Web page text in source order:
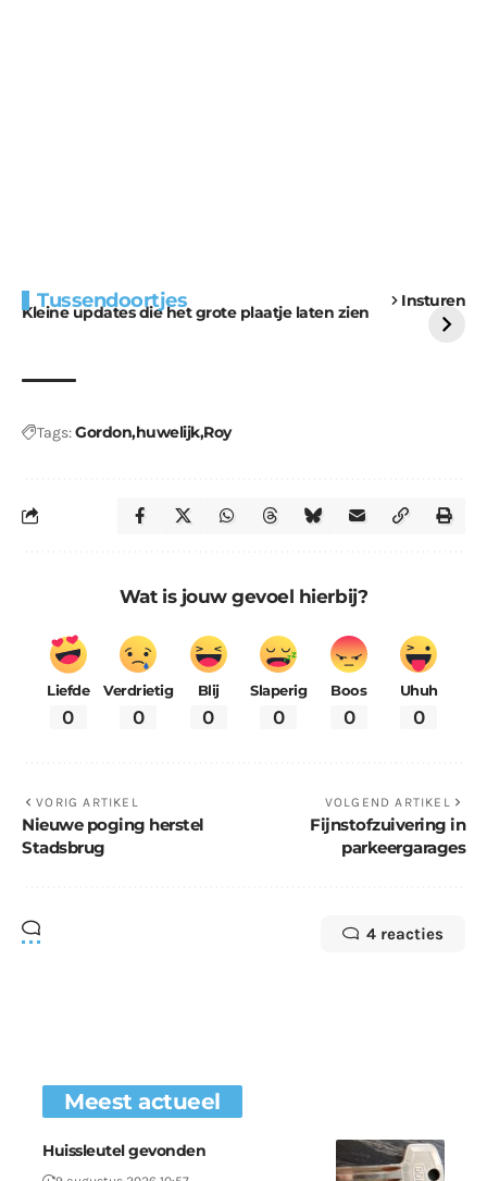
Tussendoortjes Insturen
Kleine updates die het grote plaatje laten zien
voor kabouters
uitdaging
Tags:GordonhuwelijkRoy
Wat is jouw gevoel hierbij?
Liefde
0
Verdrietig
0
Blij
0
Slaperig
0
Boos
0
Uhuh
0
VORIG ARTIKEL
Nieuwe poging herstel
Stadsbrug
VOLGEND ARTIKEL
Fijnstofzuivering in
parkeergarages
4 reacties
Meest actueel
Huissleutel gevonden